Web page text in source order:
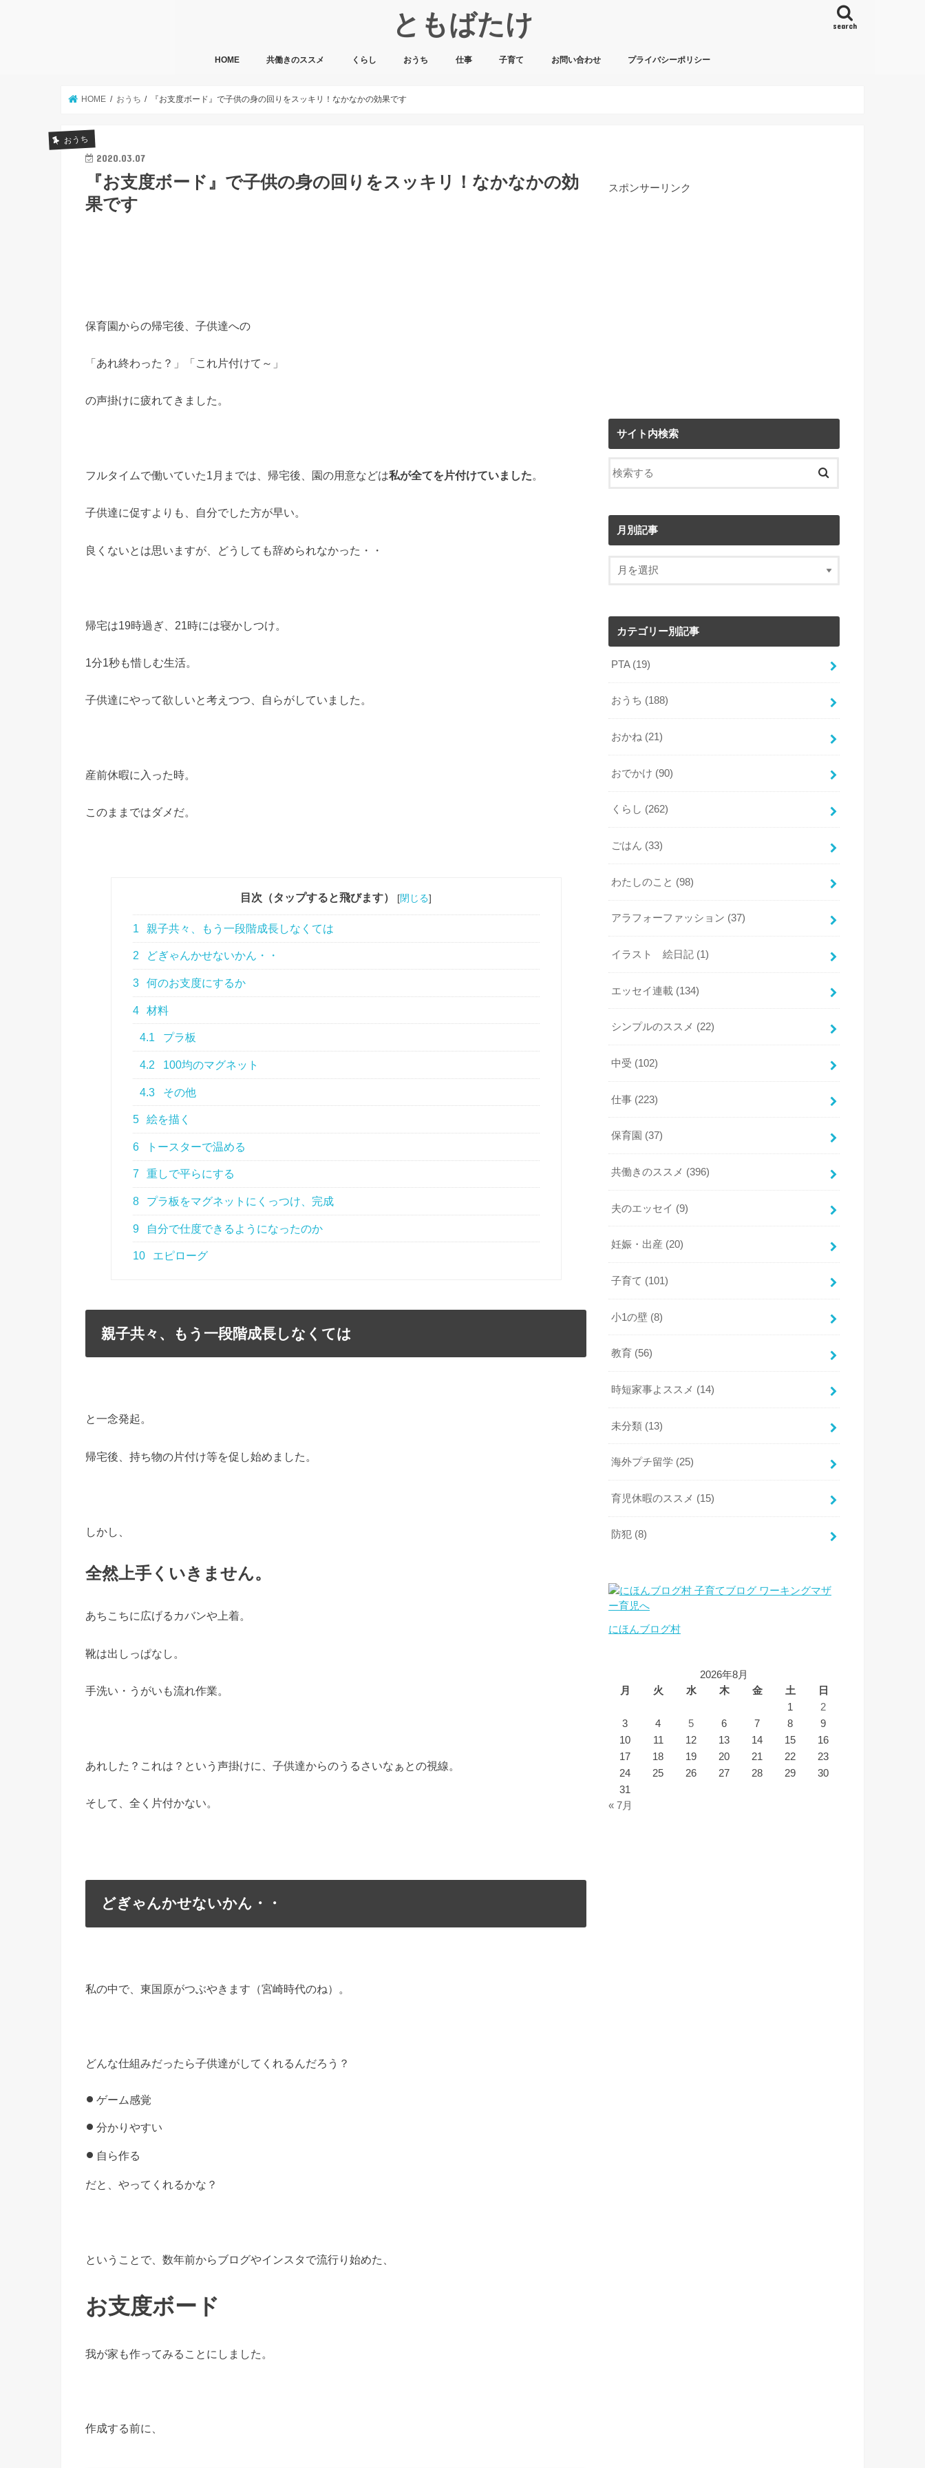
ともばたけ search
HOME 共働きのススメ くらし おうち 仕事 子育て お問い合わせ プライバシーポリシー
HOME おうち 『お支度ボード』で子供の身の回りをスッキリ！なかなかの効果です
おうち
2020.03.07
『お支度ボード』で子供の身の回りをスッキリ！なかなかの効
果です
保育園からの帰宅後、子供達への
「あれ終わった？」「これ片付けて～」
の声掛けに疲れてきました。
フルタイムで働いていた1月までは、帰宅後、園の用意などは私が全てを片付けていました。
子供達に促すよりも、自分でした方が早い。
良くないとは思いますが、どうしても辞められなかった・・
帰宅は19時過ぎ、21時には寝かしつけ。
1分1秒も惜しむ生活。
子供達にやって欲しいと考えつつ、自らがしていました。
産前休暇に入った時。
このままではダメだ。
目次（タップすると飛びます） [閉じる]
1 親子共々、もう一段階成長しなくては
2 どぎゃんかせないかん・・
3 何のお支度にするか
4 材料
4.1 プラ板
4.2 100均のマグネット
4.3 その他
5 絵を描く
6 トースターで温める
7 重しで平らにする
8 プラ板をマグネットにくっつけ、完成
9 自分で仕度できるようになったのか
10 エピローグ
親子共々、もう一段階成長しなくては
と一念発起。
帰宅後、持ち物の片付け等を促し始めました。
しかし、
全然上手くいきません。
あちこちに広げるカバンや上着。
靴は出しっぱなし。
手洗い・うがいも流れ作業。
あれした？これは？という声掛けに、子供達からのうるさいなぁとの視線。
そして、全く片付かない。
どぎゃんかせないかん・・
私の中で、東国原がつぶやきます（宮崎時代のね）。
どんな仕組みだったら子供達がしてくれるんだろう？
ゲーム感覚
分かりやすい
自ら作る
だと、やってくれるかな？
ということで、数年前からブログやインスタで流行り始めた、
お支度ボード
我が家も作ってみることにしました。
作成する前に、
スポンサーリンク
サイト内検索
月別記事
カテゴリー別記事
PTA (19)
おうち (188)
おかね (21)
おでかけ (90)
くらし (262)
ごはん (33)
わたしのこと (98)
アラフォーファッション (37)
イラスト 絵日記 (1)
エッセイ連載 (134)
シンプルのススメ (22)
中受 (102)
仕事 (223)
保育園 (37)
共働きのススメ (396)
夫のエッセイ (9)
妊娠・出産 (20)
子育て (101)
小1の壁 (8)
教育 (56)
時短家事よススメ (14)
未分類 (13)
海外プチ留学 (25)
育児休暇のススメ (15)
防犯 (8)
にほんブログ村
2026年8月
月
火 水 木 金 土
日
1
2
3
4 5 6 7 8
9
10
11 12 13 14 15
16
17
18 19 20 21 22
23
24
25 26 27 28 29
30
31
« 7月